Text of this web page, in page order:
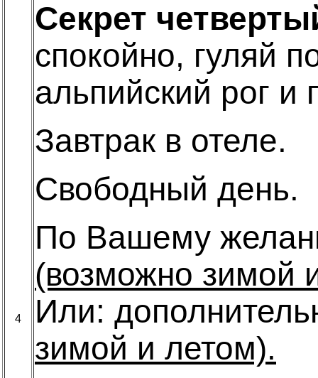
4
Секрет
спокойно, гуляй
альпийский рог
Завтрак в отеле.
Свободный день.
По Вашему
(возможно зимой
Или:
зимой и летом).